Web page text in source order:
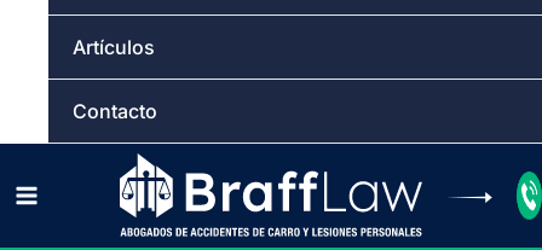
Artículos
Contacto